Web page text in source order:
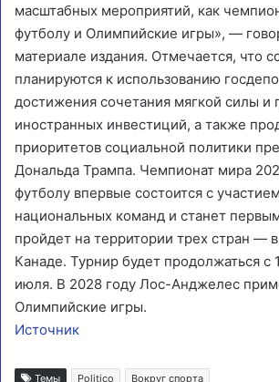
масштабных мероприятий, как
футболу и Олимпийские игры», —
материале издания. Отмечается, что
планируются к использованию
достижения сочетания мягкой силы и
иностранных инвестиций, а также
приоритетов социальной политики
Дональда Трампа. Чемпионат мира
футболу впервые состоится с
национальных команд и станет
пройдет на территории трех стран —
Канаде. Турнир будет продолжаться с
июля. В 2028 году Лос-Анджелес
Олимпийские игры.
Источник
Темы Politico
Вокруг спорта